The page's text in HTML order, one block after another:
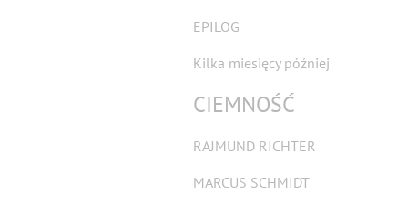
EPILOG
Kilka miesięcy później
CIEMNOŚĆ
RAJMUND RICHTER
MARCUS SCHMIDT